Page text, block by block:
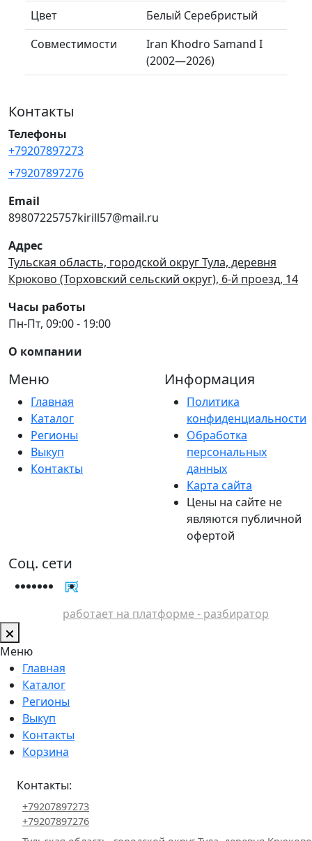
Цвет
Белый Серебристый
Совместимости
Iran Khodro Samand I
(2002—2026)
Контакты
Телефоны
+79207897273
+79207897276
Email
89807225757kirill57@mail.ru
Адрес
Тульская область, городской округ Тула, деревня
Крюково (Торховский сельский округ), 6-й проезд, 14
Часы работы
Пн-Пт, 09:00 - 19:00
О компании
Меню
Главная
Каталог
Регионы
Выкуп
Контакты
Информация
Политика
конфиденциальности
Обработка
персональных
данных
Карта сайта
Цены на сайте не
являются публичной
офертой
Соц. сети
работает на платформе - разбиратор
Меню
Главная
Каталог
Регионы
Выкуп
Контакты
Корзина
Контакты:
+79207897273
+79207897276